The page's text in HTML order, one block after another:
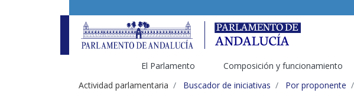
El Parlamento Composición y funcionamiento
Actividad parlamentaria
Buscador de iniciativas Por proponente